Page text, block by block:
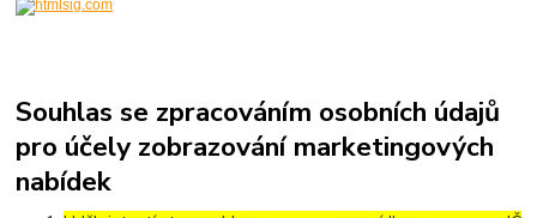
Souhlas se zpracováním osobních údajů
pro účely zobrazování marketingových
nabídek